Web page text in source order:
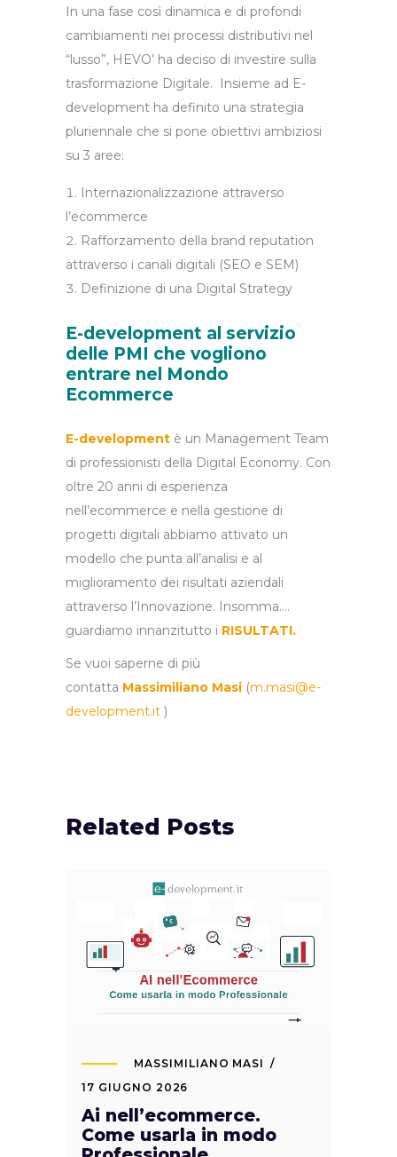
In una fase così dinamica e di profondi
cambiamenti nei processi distributivi nel
“lusso”, HEVO’ ha deciso di investire sulla
trasformazione Digitale. Insieme ad E-
development ha definito una strategia
pluriennale che si pone obiettivi ambiziosi
su 3 aree:
Internazionalizzazione attraverso
l’ecommerce
Rafforzamento della brand reputation
attraverso i canali digitali (SEO e SEM)
Definizione di una Digital Strategy
E-development al servizio
delle PMI che vogliono
entrare nel Mondo
Ecommerce
E-development è un Management Team
di professionisti della Digital Economy. Con
oltre 20 anni di esperienza
nell’ecommerce e nella gestione di
progetti digitali abbiamo attivato un
modello che punta all’analisi e al
miglioramento dei risultati aziendali
attraverso l’Innovazione. Insomma….
guardiamo innanzitutto i RISULTATI.
Se vuoi saperne di più
contatta Massimiliano Masi (m.masi@e-
development.it )
Related Posts
MASSIMILIANO MASI
17 GIUGNO 2026
Ai nell’ecommerce.
Come usarla in modo